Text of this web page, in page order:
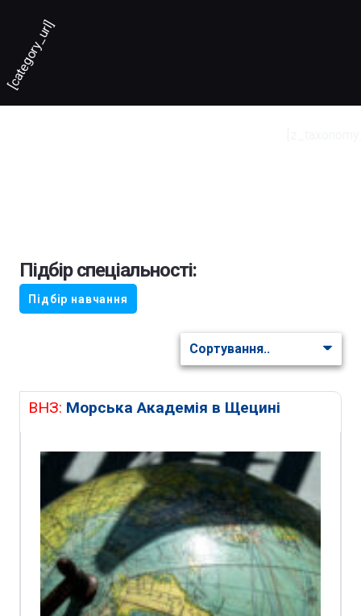
[category_url]
Підбір спеціальності:
Підбір навчання
ВНЗ: Морська Академія в Щецині